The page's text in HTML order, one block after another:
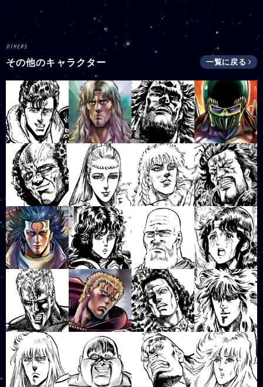
その他のキャラクター 一覧に戻る